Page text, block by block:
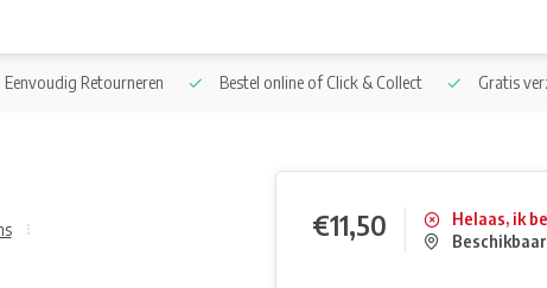
Eenvoudig Retourneren Bestel online of Click & Collect Gratis
€11,50
Helaas, ik